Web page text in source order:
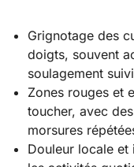
Grignotage des
doigts, souvent
soulagement
Zones rouges et
toucher, avec
morsures
Douleur locale